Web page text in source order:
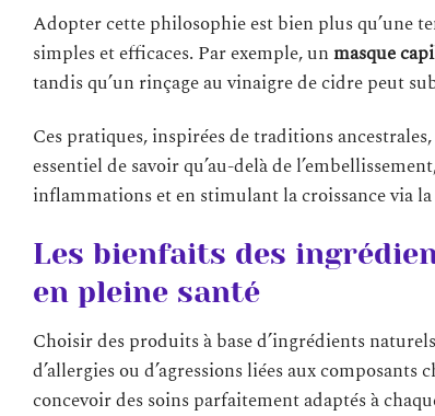
Adopter cette philosophie est bien plus qu’une
simples et efficaces. Par exemple, unmasque
tandis qu’un rinçage au vinaigre de cidre peut
Ces pratiques, inspirées de traditions
essentiel de savoir qu’au-delà de
inflammations et en stimulant la croissance via
Les bienfaits des
en pleine santé
Choisir des produits à base d’ingrédients
d’allergies ou d’agressions liées aux
concevoir des soins parfaitement adaptés à